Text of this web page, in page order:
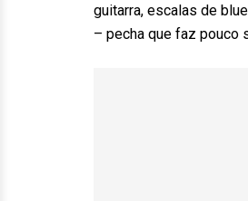
guitarra, escalas de
– pecha que faz pouco